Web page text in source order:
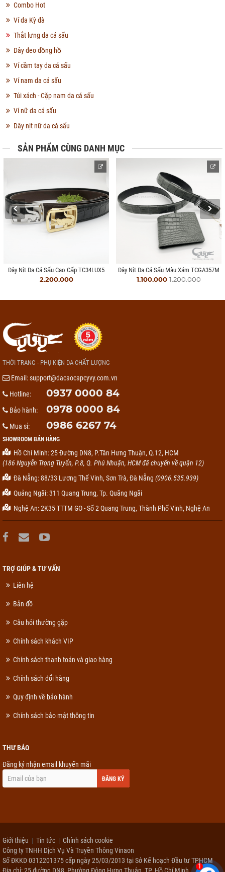
Combo Hot
Ví da Kỳ đà
Thắt lưng da cá sấu
Dây đeo đồng hồ
Ví cầm tay da cá sấu
Ví nam da cá sấu
Túi xách - Cặp nam da cá sấu
Ví nữ da cá sấu
Dây nịt nữ da cá sấu
SẢN PHẨM CÙNG DANH MỤC
Dây Nịt Da Cá Sấu Cao Cấp TC34LUX5
2.200.000
Dây Nịt Da Cá Sấu Màu Xám TCGA357M
1.100.000 1.200.000
THỜI TRANG - PHỤ KIỆN DA CHẤT LƯỢNG
Email:support@dacaocapcyvy.com.vn
Hotline:
0937 0000 84
Bảo hành: 0978 0000 84
Mua sỉ: 0986 6267 74
SHOWROOM BÁN HÀNG
Hồ Chí Minh: 25 Đường DN8, P.Tân Hưng Thuận, Q.12, HCM
(186 Nguyễn Trọng Tuyển, P.8, Q. Phú Nhuận, HCM đã chuyển về quận 12)
Đà Nẵng: 88/33 Lương Thế Vinh, Sơn Trà, Đà Nẵng (0906.535.939)
Quảng Ngãi: 311 Quang Trung, Tp. Quãng Ngãi
Nghệ An: 2K35 TTTM GO - Số 2 Quang Trung, Thành Phố Vinh, Nghệ An
TRỢ GIÚP & TƯ VẤN
Liên hệ
Bản đồ
Câu hỏi thường gặp
Chính sách khách VIP
Chính sách thanh toán và giao hàng
Chính sách đổi hàng
Quy định về bảo hành
Chính sách bảo mật thông tin
THƯ BÁO
Đăng ký nhận email khuyến mãi
ĐĂNG KÝ
Giới thiệu Tin tức
Chính sách cookie
Công ty TNHH Dịch Vụ Và Truyền Thông Vinaon
Số ĐKKD 0312201375 cấp ngày 25/03/2013 tại Sở Kế hoạch Đầu tư TPHCM
1